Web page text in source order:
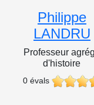
Philippe
LANDRU
Professeur
d'histoire
0 évals